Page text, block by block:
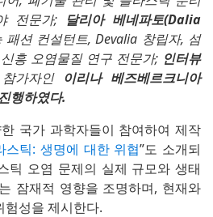
전문가; 달리아 베네파토(Dalia
션 컨설턴트, Devalia 창립자, 섬
흥 오염물질 연구 전문가; 인터뷰
가자인 이리나 베즈베르크니아
행하였다.
국가 과학자들이 참여하여 제작
스틱: 생명에 대한 위협”도 소개되
틱 오염 문제의 실제 규모와 생태
잠재적 영향을 조명하며, 현재와
험성을 제시한다.